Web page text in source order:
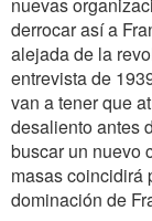
derrocar así a
alejada de la
entrevista de
van a tener que
desaliento antes
buscar un nuevo
masas coincidirá
dominación de